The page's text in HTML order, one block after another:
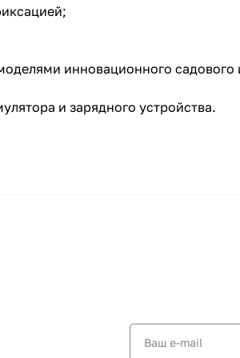
инновационного
и зарядного устройства.